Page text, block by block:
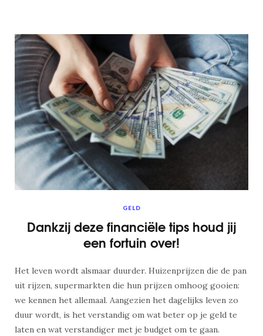
GELD
Dankzij deze financiële tips houd jij
een fortuin over!
Het leven wordt alsmaar duurder. Huizenprijzen die de pan
uit rijzen, supermarkten die hun prijzen omhoog gooien:
we kennen het allemaal. Aangezien het dagelijks leven zo
duur wordt, is het verstandig om wat beter op je geld te
laten en wat verstandiger met je budget om te gaan.